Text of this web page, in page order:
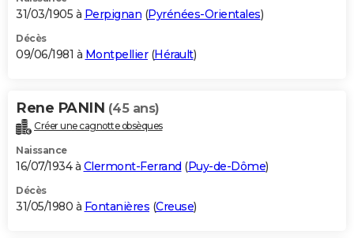
31/03/1905 à Perpignan (Pyrénées-Orientales)
Décès
09/06/1981 à Montpellier(Hérault)
Rene PANIN (45 ans)
Créer une cagnotte obsèques
Naissance
16/07/1934 à Clermont-Ferrand (Puy-de-Dôme)
Décès
31/05/1980 à Fontanières (Creuse)